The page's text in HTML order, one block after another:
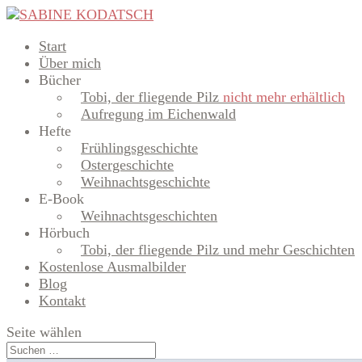
Start
Über mich
Bücher
Tobi, der fliegende Pilz nicht mehr erhältlich
Aufregung im Eichenwald
Hefte
Frühlingsgeschichte
Ostergeschichte
Weihnachtsgeschichte
E-Book
Weihnachtsgeschichten
Hörbuch
Tobi, der fliegende Pilz und mehr Geschichten
Kostenlose Ausmalbilder
Blog
Kontakt
Seite wählen